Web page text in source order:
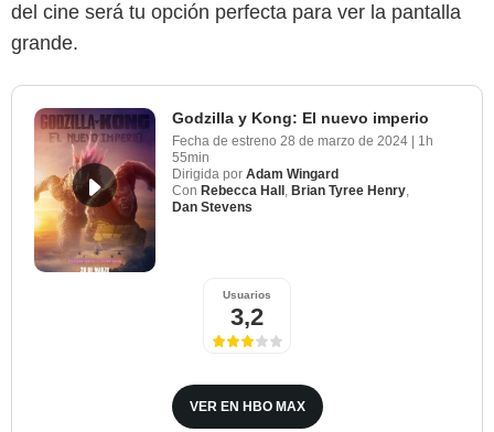
del cine será tu opción perfecta para ver la pantalla
grande.
Godzilla y Kong: El nuevo imperio
Fecha de estreno 28 de marzo de 2024
1h
55min
Dirigida por Adam Wingard
Con Rebecca Hall , Brian Tyree Henry,
Dan Stevens
Usuarios
3,2
VER EN HBO MAX